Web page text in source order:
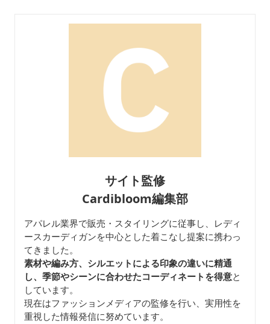
サイト監修
Cardibloom編集部
アパレル業界で販売・スタイリングに従事し、レディ
ースカーディガンを中心とした着こなし提案に携わっ
てきました。
素材や編み方、シルエットによる印象の違いに精通
し、季節やシーンに合わせたコーディネートを得意と
しています。
現在はファッションメディアの監修を行い、実用性を
重視した情報発信に努めています。